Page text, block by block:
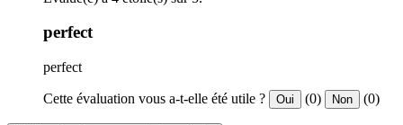
perfect
perfect
Cette évaluation vous a-t-elle été utile ? Oui (0) Non (0)